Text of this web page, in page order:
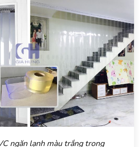
ngăn lạnh màu trắng trong